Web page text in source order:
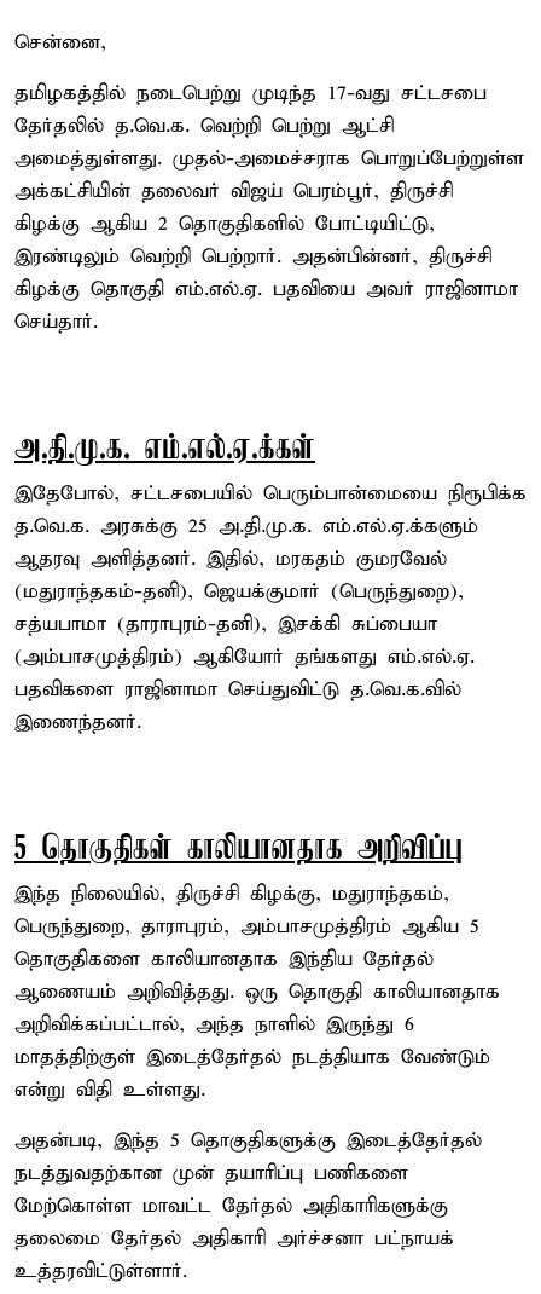
சென்னை,
தமிழகத்தில் நடைபெற்று முடிந்த 17-வது சட்டசபை
தேர்தலில் த.வெ.க. வெற்றி பெற்று ஆட்சி
அமைத்துள்ளது. முதல்-அமைச்சராக பொறுப்பேற்றுள்ள
அக்கட்சியின் தலைவர் விஜய் பெரம்பூர், திருச்சி
கிழக்கு ஆகிய 2 தொகுதிகளில் போட்டியிட்டு,
இரண்டிலும் வெற்றி பெற்றார். அதன்பின்னர், திருச்சி
கிழக்கு தொகுதி எம்.எல்.ஏ. பதவியை அவர் ராஜினாமா
செய்தார்.
அ.தி.மு.க. எம்.எல்.ஏ.க்கள்
இதேபோல், சட்டசபையில் பெரும்பான்மையை நிரூபிக்க
த.வெ.க. அரசுக்கு 25 அ.தி.மு.க. எம்.எல்.ஏ.க்களும்
ஆதரவு அளித்தனர். இதில், மரகதம் குமரவேல்
(மதுராந்தகம்-தனி), ஜெயக்குமார் (பெருந்துறை),
சத்யபாமா (தாராபுரம்-தனி), இசக்கி சுப்பையா
(அம்பாசமுத்திரம்) ஆகியோர் தங்களது எம்.எல்.ஏ.
பதவிகளை ராஜினாமா செய்துவிட்டு த.வெ.க.வில்
இணைந்தனர்.
5 தொகுதிகள் காலியானதாக அறிவிப்பு
இந்த நிலையில், திருச்சி கிழக்கு, மதுராந்தகம்,
பெருந்துறை, தாராபுரம், அம்பாசமுத்திரம் ஆகிய 5
தொகுதிகளை காலியானதாக இந்திய தேர்தல்
ஆணையம் அறிவித்தது. ஒரு தொகுதி காலியானதாக
அறிவிக்கப்பட்டால், அந்த நாளில் இருந்து 6
மாதத்திற்குள் இடைத்தேர்தல் நடத்தியாக வேண்டும்
என்று விதி உள்ளது.
அதன்படி, இந்த 5 தொகுதிகளுக்கு இடைத்தேர்தல்
நடத்துவதற்கான முன் தயாரிப்பு பணிகளை
மேற்கொள்ள மாவட்ட தேர்தல் அதிகாரிகளுக்கு
தலைமை தேர்தல் அதிகாரி அர்ச்சனா பட்நாயக்
உத்தரவிட்டுள்ளார்.